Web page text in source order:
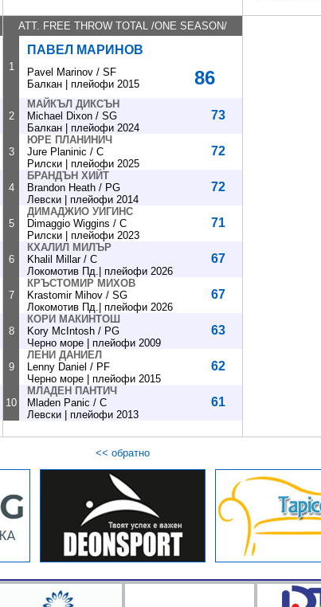
ATТ. FREE THROW TOTAL /ONE SEASON/
1
ПАВЕЛ МАРИНОВ
Pavel Marinov / SF
Балкан | плейофи 2015
86
2
МАЙКЪЛ ДИКСЪН
Michael Dixon / SG
Балкан | плейофи 2024
73
3
ЮРЕ ПЛАНИНИЧ
Jure Planinic / C
Рилски | плейофи 2025
72
4
БРАНДЪН ХИЙТ
Brandon Heath / PG
Левски | плейофи 2014
72
5
ДИМАДЖИО УИГИНС
Dimaggio Wiggins / C
Рилски | плейофи 2023
71
6
КХАЛИЛ МИЛЪР
Khalil Millar / C
Локомотив Пд.| плейофи 2026
67
7
КРЪСТОМИР МИХОВ
Krastomir Mihov / SG
Локомотив Пд.| плейофи 2026
67
8
КОРИ МАКИНТОШ
Kory McIntosh / PG
Черно море | плейофи 2009
63
9
ЛЕНИ ДАНИЕЛ
Lenny Daniel / PF
Черно море | плейофи 2015
62
10
МЛАДЕН ПАНТИЧ
Mladen Panic / C
Левски | плейофи 2013
61
<< обратно